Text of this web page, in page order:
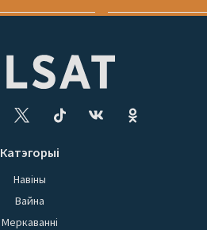
Катэгорыі
Навіны
Вайна
Меркаванні